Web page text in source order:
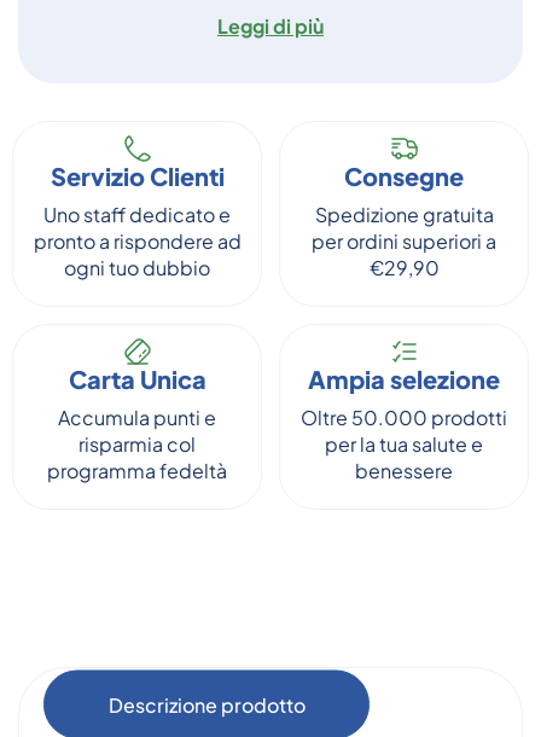
Leggi di più
Servizio Clienti
Uno staff dedicato e
pronto a rispondere ad
ogni tuo dubbio
Consegne
Spedizione gratuita
per ordini superiori a
€29,90
Carta Unica
Accumula punti e
risparmia col
programma fedeltà
Ampia selezione
Oltre 50.000 prodotti
per la tua salute e
benessere
Descrizione prodotto